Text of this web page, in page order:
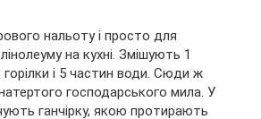
нальоту і просто для
на кухні. Змішують 1
і 5 частин води. Сюди ж
господарського мила. У
ганчірку, якою протирають